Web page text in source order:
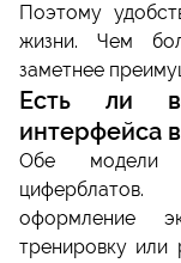
Поэтому
жизни. Чем
заметнее
Есть ли
интерфейса
Обе модели
оформление
тренировку или